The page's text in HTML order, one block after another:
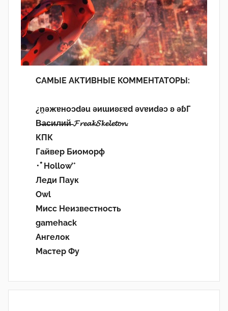
САМЫЕ АКТИВНЫЕ КОММЕНТАТОРЫ:
¿n̯ǝжɐноɔdǝu ǝиɯиʚεɐd ǝvɐиdǝɔ ʚ ǝɓГ
В̶а̶с̶и̶л̶и̶й̶ 𝓕𝓻𝓮𝓪𝓴𝓢𝓴𝓮𝓵𝓮𝓽𝓸𝓷.
КПК
Гайвер Биоморф
･ﾟHollow’°
Леди Паук
Owl
Мисс Неизвестность
gamehack
Ангелок
Мастер Фу